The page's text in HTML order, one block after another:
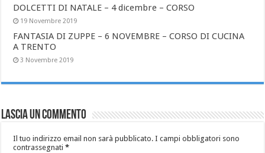
DOLCETTI DI NATALE – 4 dicembre – CORSO
19 Novembre 2019
FANTASIA DI ZUPPE – 6 NOVEMBRE – CORSO DI CUCINA
A TRENTO
3 Novembre 2019
Lascia un commento
Il tuo indirizzo email non sarà pubblicato. I campi obbligatori sono
contrassegnati*